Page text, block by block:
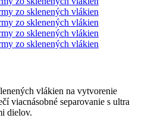
vlákien na vytvorenie
viacnásobné separovanie s ultra
dielov.